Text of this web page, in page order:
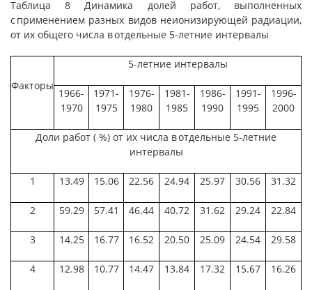
Таблица 8 Динамика долей работ, выполненных
с применением разных видов неионизирующей радиации,
от их общего числа в отдельные 5-летние интервалы
Факторы
5-летние интервалы
1966-
1970
1971-
1975
1976-
1980
1981-
1985
1986-
1990
1991-
1995
1996-
2000
Доли работ ( %) от их числа в отдельные 5-летние
интервалы
1 13.49 15.06 22.56 24.94 25.97 30.56 31.32
2 59.29 57.41 46.44 40.72 31.62 29.24 22.84
3 14.25 16.77 16.52 20.50 25.09 24.54 29.58
4 12.98 10.77 14.47 13.84 17.32 15.67 16.26